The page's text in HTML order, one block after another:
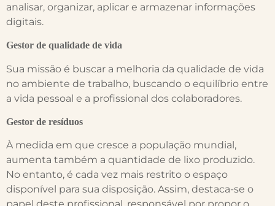
analisar, organizar, aplicar e armazenar informações
digitais.
Gestor de qualidade de vida
Sua missão é buscar a melhoria da qualidade de vida
no ambiente de trabalho, buscando o equilíbrio entre
a vida pessoal e a profissional dos colaboradores.
Gestor de resíduos
À medida em que cresce a população mundial,
aumenta também a quantidade de lixo produzido.
No entanto, é cada vez mais restrito o espaço
disponível para sua disposição. Assim, destaca-se o